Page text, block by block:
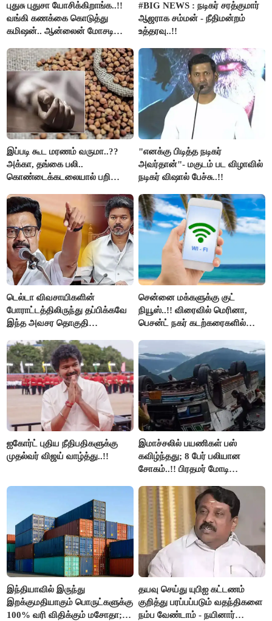
புதுசு புதுசா யோசிக்கிறாங்க..!!
வங்கி கணக்கை கொடுத்து
கமிஷன்.. ஆன்லைன் மோசடி
கைது..!!
#BIG NEWS : நடிகர் சரத்குமார்
ஆஜராக சம்மன் - நீதிமன்றம்
உத்தரவு..!!
இப்படி கூட மரணம் வருமா..??
அக்கா, தங்கை பலி..
கொண்டைக்கடலையால் பறிபோன
"எனக்கு பிடித்த நடிகர்
அவர்தான்"- மகுடம் பட விழாவில்
நடிகர் விஷால் பேச்சு..!!
டெல்டா விவசாயிகளின்
போராட்டத்திலிருந்து தப்பிக்கவே
இந்த அவசர தொகுதி
அரங்கேற்றுகிறார் முதலமைச்சர் -
திமுக ஐடி விங்..!!
சென்னை மக்களுக்கு குட்
நியூஸ்..!! விரைவில் மெரினா,
பெசன்ட் நகர் கடற்கரைகளில்
ஐகோர்ட் புதிய நீதிபதிகளுக்கு
முதல்வர் விஜய் வாழ்த்து..!!
இமாச்சலில் பயணிகள் பஸ்
கவிழ்ந்தது; 8 பேர் பலியான
சோகம்..!! பிரதமர் மோடி
இந்தியாவில் இருந்து
இறக்குமதியாகும் பொருட்களுக்கு
100% வரி விதிக்கும் மசோதா;
தயவு செய்து யுபிஐ கட்டணம்
குறித்து பரப்பப்படும் வதந்திகளை
நம்ப வேண்டாம் - நயினார்